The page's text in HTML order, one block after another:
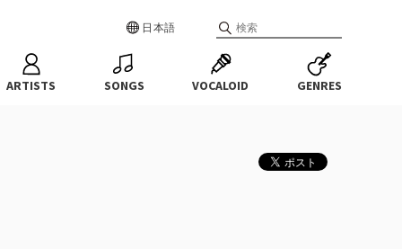
日本語
ARTISTS SONGS VOCALOID GENRES